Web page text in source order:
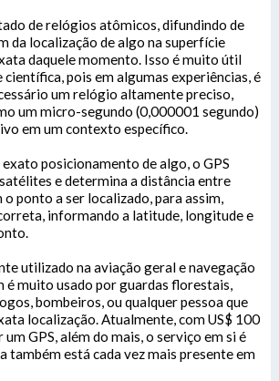
de relógios atômicos, difundindo de
da localização de algo na superfície
daquele momento. Isso é muito útil
científica, pois em algumas experiências, é
um relógio altamente preciso,
um micro-segundo (0,000001 segundo)
em um contexto específico.
posicionamento de algo, o GPS
e determina a distância entre
o ponto a ser localizado, para assim,
informando a latitude, longitude e
utilizado na aviação geral e navegação
é muito usado por guardas florestais,
bombeiros, ou qualquer pessoa que
localização. Atualmente, com US$ 100
GPS, além do mais, o serviço em si é
também está cada vez mais presente em